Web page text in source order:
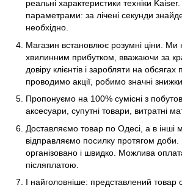
реальні характеристики техніки
параметрами: за лічені секунди
необхідно.
Магазин встановлює розумні ціни.
хвилинним прибутком, вважаючи за
довіру клієнтів і заробляти на
проводимо акції, робимо значні знижки.
Пропонуємо на 100% сумісні з
аксесуари, супутні товари, витратні
Доставляємо товар по Одесі, а в інші
відправляємо посилку протягом
організовано і швидко. Можлива
післяплатою.
І найголовніше: представлений товар